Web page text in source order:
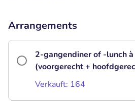
Arrangements
2-gangendiner of -lunch
(voorgerecht +
Verkauft: 164